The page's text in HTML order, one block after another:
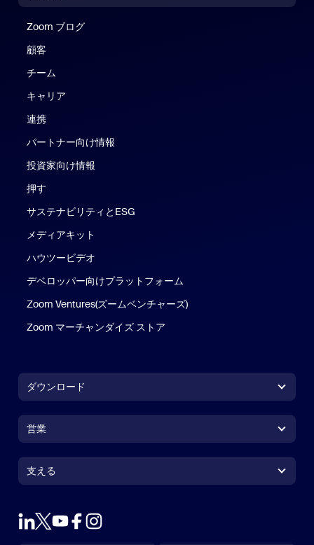
Zoom ブログ
顧客
チーム
キャリア
連携
パートナー向け情報
投資家向け情報
押す
サステナビリティとESG
メディアキット
ハウツービデオ
デベロッパー向けプラットフォーム
Zoom Ventures(ズームベンチャーズ)
Zoom マーチャンダイズ ストア
ダウンロード
Zoom Rooms アプリZoom Rooms アプリ
Zoom Rooms コントローラ
Outlook プラグイン
営業
営業担当にお問い合わせ
デモを申し込む
支える
支える
アカウント